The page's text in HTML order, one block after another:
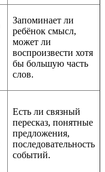
Запоминает ли
ребёнок смысл,
может ли
воспроизвести хотя
бы большую часть
слов.
Есть ли связный
пересказ, понятные
предложения,
последовательность
событий.